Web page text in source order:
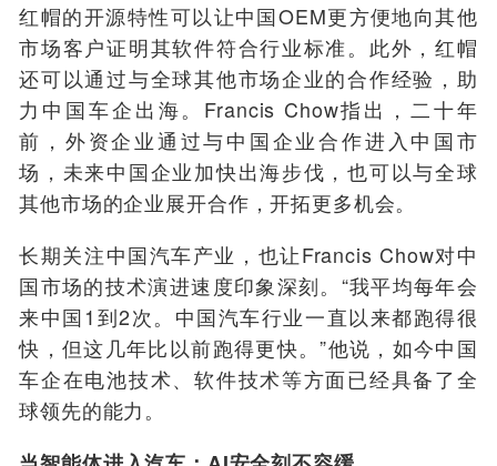
红帽的开源特性可以让中国OEM更方便地向其他
市场客户证明其软件符合行业标准。此外，红帽
还可以通过与全球其他市场企业的合作经验，助
力中国车企出海。Francis Chow指出，二十年
前，外资企业通过与中国企业合作进入中国市
场，未来中国企业加快出海步伐，也可以与全球
其他市场的企业展开合作，开拓更多机会。
长期关注中国汽车产业，也让Francis Chow对中
国市场的技术演进速度印象深刻。 “我平均每年会
来中国1到2次。中国汽车行业一直以来都跑得很
快，但这几年比以前跑得更快。”他说，如今中国
车企在电池技术、软件技术等方面已经具备了全
球领先的能力。